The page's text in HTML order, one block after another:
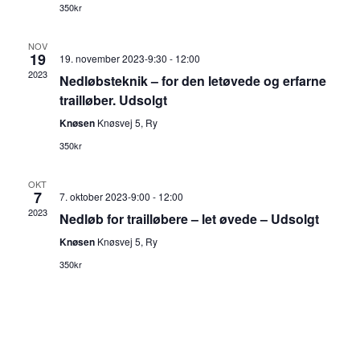
350kr
NOV
19
2023
19. november 2023-9:30 - 12:00
Nedløbsteknik – for den letøvede og erfarne
trailløber. Udsolgt
Knøsen Knøsvej 5, Ry
350kr
OKT
7
2023
7. oktober 2023-9:00 - 12:00
Nedløb for trailløbere – let øvede – Udsolgt
Knøsen Knøsvej 5, Ry
350kr